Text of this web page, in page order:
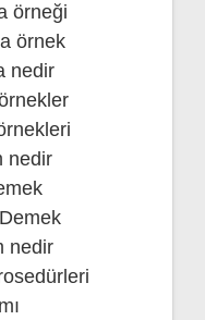
örneği
örnek
nedir
nedir
nedir